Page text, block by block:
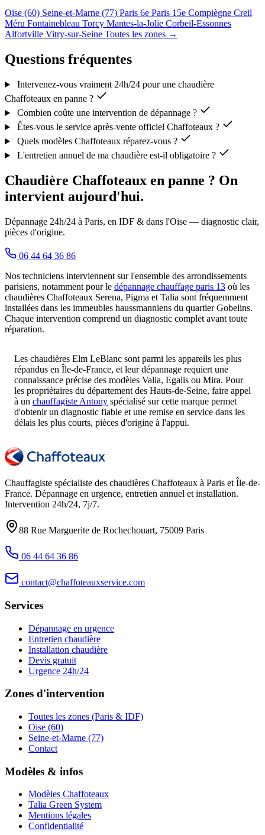
Oise (60) Seine-et-Marne (77) Paris 6e Paris 15e Compiègne Creil
Méru Fontainebleau Torcy Mantes-la-Jolie Corbeil-Essonnes
Alfortville Vitry-sur-Seine Toutes les zones →
Questions fréquentes
Intervenez-vous vraiment 24h/24 pour une chaudière
Chaffoteaux en panne ?
Combien coûte une intervention de dépannage ?
Êtes-vous le service après-vente officiel Chaffoteaux ?
Quels modèles Chaffoteaux réparez-vous ?
L'entretien annuel de ma chaudière est-il obligatoire ?
Chaudière Chaffoteaux en panne ? On
intervient aujourd'hui.
Dépannage 24h/24 à Paris, en IDF & dans l'Oise — diagnostic clair,
pièces d'origine.
06 44 64 36 86
Nos techniciens interviennent sur l'ensemble des arrondissements
parisiens, notamment pour le dépannage chauffage paris 13 où les
chaudières Chaffoteaux Serena, Pigma et Talia sont fréquemment
installées dans les immeubles haussmanniens du quartier Gobelins.
Chaque intervention comprend un diagnostic complet avant toute
réparation.
Les chaudières Elm LeBlanc sont parmi les appareils les plus
répandus en Île-de-France, et leur dépannage requiert une
connaissance précise des modèles Valia, Egalis ou Mira. Pour
les propriétaires du département des Hauts-de-Seine, faire appel
à un chauffagiste Antony spécialisé sur cette marque permet
d'obtenir un diagnostic fiable et une remise en service dans les
délais les plus courts, pièces d'origine à l'appui.
Chauffagiste spécialiste des chaudières Chaffoteaux à Paris et Île-de-
France. Dépannage en urgence, entretien annuel et installation.
Intervention 24h/24, 7j/7.
88 Rue Marguerite de Rochechouart, 75009 Paris
06 44 64 36 86
contact@chaffoteauxservice.com
Services
Dépannage en urgence
Entretien chaudière
Installation chaudière
Devis gratuit
Urgence 24h/24
Zones d'intervention
Toutes les zones (Paris & IDF)
Oise (60)
Seine-et-Marne (77)
Contact
Modèles & infos
Modèles Chaffoteaux
Talia Green System
Mentions légales
Confidentialité